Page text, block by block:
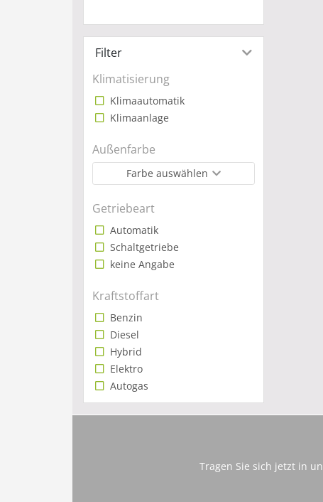
Filter
Klimatisierung
Klimaautomatik
Klimaanlage
Außenfarbe
Farbe auswählen
Getriebeart
Automatik
Schaltgetriebe
keine Angabe
Kraftstoffart
Benzin
Diesel
Hybrid
Elektro
Autogas
Tragen Sie sich jetzt in